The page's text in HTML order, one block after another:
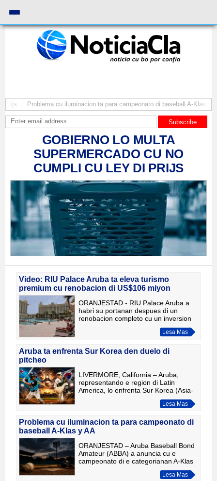
cu iluminacion ta para campeonato di baseball A-Klas y AA
Subscribe
GOBIERNO LO MULTA
SUPERMERCADO CU NO
CUMPLI CU LEY DI PRIJS
Video: RIU Palace Aruba ta eleva turismo
premium cu renobacion di US$106 miyon
ORANJESTAD - RIU Palace Aruba a
habri su portanan despues di un
renobacion completo cu un inversion
di aproximadamente US$106 miyon.
Den e video reportahe aki, nos ta
Lesa Mas
Aruba ta enfrenta Sur Korea den duelo di
pitcheo
LIVERMORE, California – Aruba,
representando e region di Latin
America, lo enfrenta Sur Korea (Asia-
Pacific) awe tardi 6or (ora di Aruba)
den un partido cu ta mustra di wordo
Lesa Mas
Problema cu iluminacion ta para campeonato di
baseball A-Klas y AA
ORANJESTAD – Aruba Baseball Bond
Amateur (ABBA) a anuncia cu e
campeonato di e categorianan A-Klas
y AA no por cuminsa y ta wordo
cancela temporalmente pasobra e
Lesa Mas